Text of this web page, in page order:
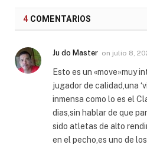
4 COMENTARIOS
Ju do Master on julio 8,
Esto es un «move»muy
jugador de calidad,una
inmensa como lo es el
dias,sin hablar de que
sido atletas de alto
en el pecho,es uno de